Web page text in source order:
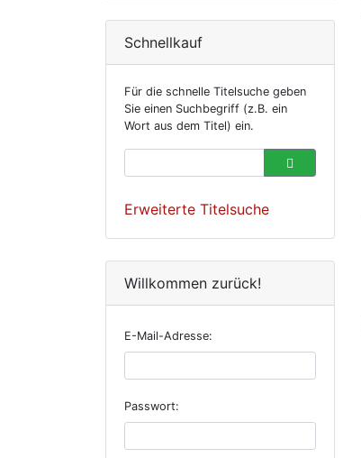
Schnellkauf
Für die schnelle Titelsuche geben
Sie einen Suchbegriff (z.B. ein
Wort aus dem Titel) ein.
Erweiterte Titelsuche
Willkommen zurück!
E-Mail-Adresse:
Passwort: